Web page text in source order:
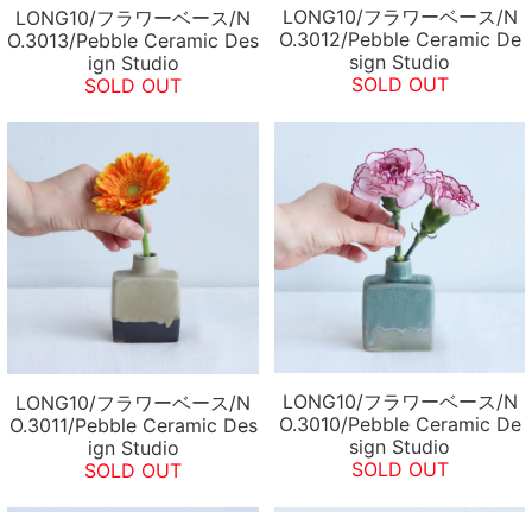
LONG10/フラワーベース/N
O.3013/Pebble Ceramic Des
ign Studio
SOLD OUT
LONG10/フラワーベース/N
O.3012/Pebble Ceramic De
sign Studio
SOLD OUT
LONG10/フラワーベース/N
O.3011/Pebble Ceramic Des
ign Studio
SOLD OUT
LONG10/フラワーベース/N
O.3010/Pebble Ceramic De
sign Studio
SOLD OUT